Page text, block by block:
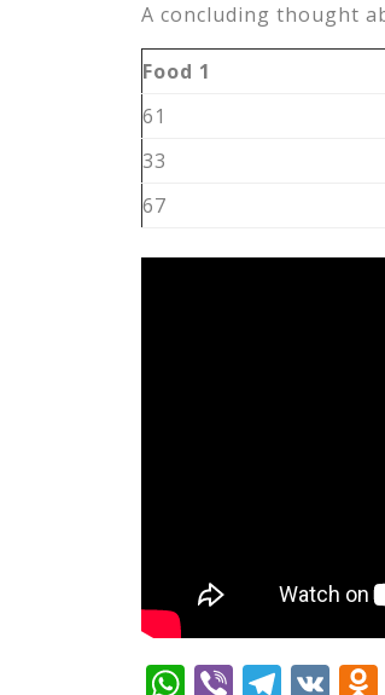
A concluding thought
Food 1
61
33
67
WhatsApp
ViberVK